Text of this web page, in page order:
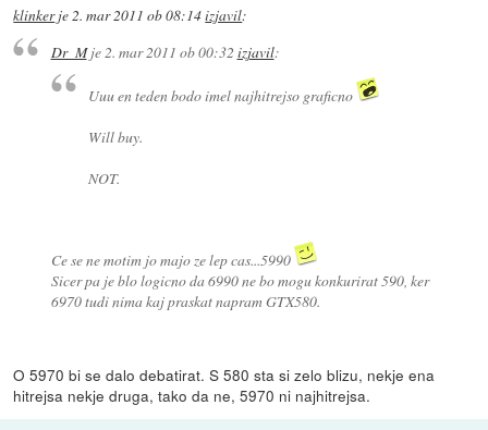
klinkerje2. mar 2011 ob 08:14izjavil:
Dr_Mje2. mar 2011 ob 00:32 izjavil:
Uuu en teden bodo imel najhitrejso graficno
Will buy.
NOT.
Ce se ne motim jo majo ze lep cas...5990
Sicer pa je blo logicno da 6990 ne bo mogu konkurirat 590, ker
6970 tudi nima kaj praskat napram GTX580.
O 5970 bi se dalo debatirat. S 580 sta si zelo blizu, nekje ena
hitrejsa nekje druga, tako da ne, 5970 ni najhitrejsa.